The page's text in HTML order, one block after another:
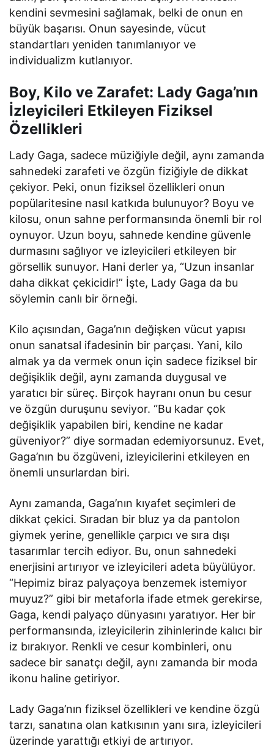
kendini sevmesini sağlamak, belki de onun en
büyük başarısı. Onun sayesinde, vücut
standartları yeniden tanımlanıyor ve
individualizm kutlanıyor.
Boy, Kilo ve Zarafet: Lady Gaga’nın
İzleyicileri Etkileyen Fiziksel
Özellikleri
Lady Gaga, sadece müziğiyle değil, aynı zamanda
sahnedeki zarafeti ve özgün fiziğiyle de dikkat
çekiyor. Peki, onun fiziksel özellikleri onun
popülaritesine nasıl katkıda bulunuyor? Boyu ve
kilosu, onun sahne performansında önemli bir rol
oynuyor. Uzun boyu, sahnede kendine güvenle
durmasını sağlıyor ve izleyicileri etkileyen bir
görsellik sunuyor. Hani derler ya, “Uzun insanlar
daha dikkat çekicidir!” İşte, Lady Gaga da bu
söylemin canlı bir örneği.
Kilo açısından, Gaga’nın değişken vücut yapısı
onun sanatsal ifadesinin bir parçası. Yani, kilo
almak ya da vermek onun için sadece fiziksel bir
değişiklik değil, aynı zamanda duygusal ve
yaratıcı bir süreç. Birçok hayranı onun bu cesur
ve özgün duruşunu seviyor. “Bu kadar çok
değişiklik yapabilen biri, kendine ne kadar
güveniyor?” diye sormadan edemiyorsunuz. Evet,
Gaga’nın bu özgüveni, izleyicilerini etkileyen en
önemli unsurlardan biri.
Aynı zamanda, Gaga’nın kıyafet seçimleri de
dikkat çekici. Sıradan bir bluz ya da pantolon
giymek yerine, genellikle çarpıcı ve sıra dışı
tasarımlar tercih ediyor. Bu, onun sahnedeki
enerjisini artırıyor ve izleyicileri adeta büyülüyor.
“Hepimiz biraz palyaçoya benzemek istemiyor
muyuz?” gibi bir metaforla ifade etmek gerekirse,
Gaga, kendi palyaço dünyasını yaratıyor. Her bir
performansında, izleyicilerin zihinlerinde kalıcı bir
iz bırakıyor. Renkli ve cesur kombinleri, onu
sadece bir sanatçı değil, aynı zamanda bir moda
ikonu haline getiriyor.
Lady Gaga’nın fiziksel özellikleri ve kendine özgü
tarzı, sanatına olan katkısının yanı sıra, izleyicileri
üzerinde yarattığı etkiyi de artırıyor.